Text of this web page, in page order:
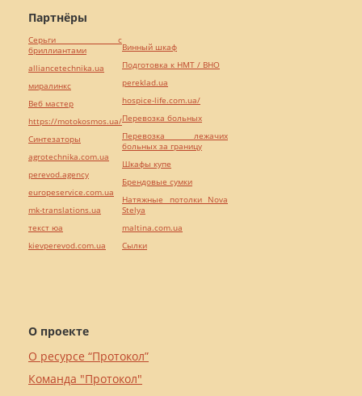
О проекте
О ресурсе “Протокол”
Команда "Протокол"
Партнёры
Серьги с
бриллиантами
alliancetechnika.ua
миралинкс
Веб мастер
https://motokosmos.ua/
Синтезаторы
agrotechnika.com.ua
perevod.agency
europeservice.com.ua
mk-translations.ua
текст юа
kievperevod.com.ua
Винный шкаф
Подготовка к НМТ / ВНО
pereklad.ua
hospice-life.com.ua/
Перевозка больных
Перевозка лежачих
больных за границу
Шкафы купе
Брендовые сумки
Натяжные потолки Nova
Stelya
maltina.com.ua
Cылки